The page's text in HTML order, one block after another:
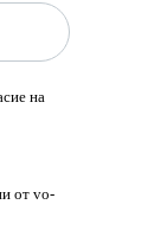
на
от vo-